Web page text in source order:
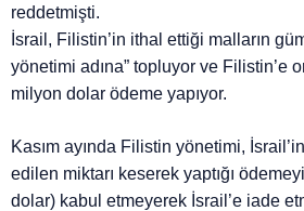
reddetmişti.
İsrail, Filistin’in ithal ettiği malların
yönetimi adına” topluyor ve Filistin’e
milyon dolar ödeme yapıyor.
Kasım ayında Filistin yönetimi,
edilen miktarı keserek yaptığı
dolar) kabul etmeyerek İsrail’e iade